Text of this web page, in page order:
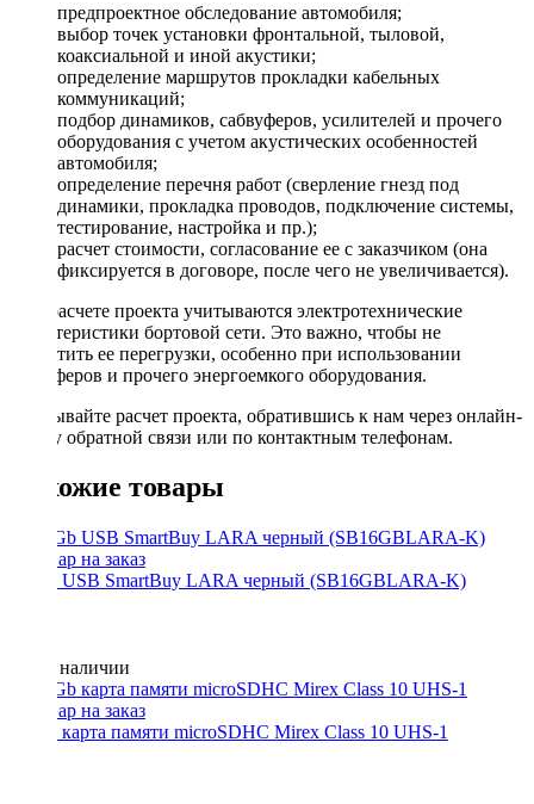
предпроектное обследование автомобиля;
выбор точек установки фронтальной, тыловой,
коаксиальной и иной акустики;
определение маршрутов прокладки кабельных
коммуникаций;
подбор динамиков, сабвуферов, усилителей и прочего
оборудования с учетом акустических особенностей
автомобиля;
определение перечня работ (сверление гнезд под
динамики, прокладка проводов, подключение системы,
тестирование, настройка и пр.);
расчет стоимости, согласование ее с заказчиком (она
фиксируется в договоре, после чего не увеличивается).
При расчете проекта учитываются электротехнические
характеристики бортовой сети. Это важно, чтобы не
допустить ее перегрузки, особенно при использовании
сабвуферов и прочего энергоемкого оборудования.
Заказывайте расчет проекта, обратившись к нам через онлайн-
форму обратной связи или по контактным телефонам.
Похожие товары
16 Gb USB SmartBuy LARA черный (SB16GBLARA-K)
Нет в наличии
32 Gb карта памяти microSDHC Mirex Class 10 UHS-1